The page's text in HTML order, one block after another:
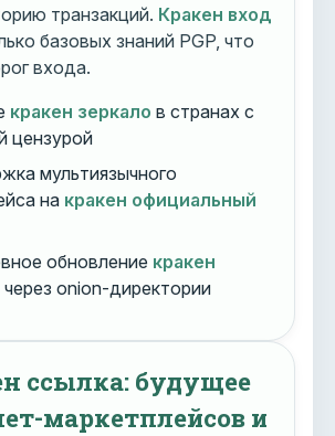
транзакций. Кракен вход
базовых знаний PGP, что
входа.
кракен зеркало в странах с
цензурой
мультиязычного
на кракен официальный
обновление кракен
через onion-директории
ссылка: будущее
маркетплейсов и